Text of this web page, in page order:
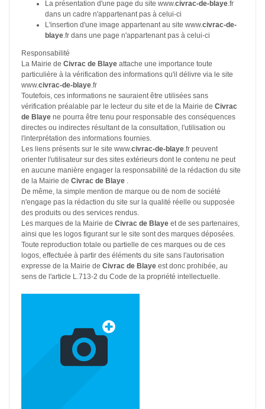
La présentation d'une page du site www.civrac-de-blaye.fr
dans un cadre n'appartenant pas à celui-ci
L'insertion d'une image appartenant au site www.civrac-de-
blaye.fr dans une page n'appartenant pas à celui-ci
Responsabilité
La Mairie de Civrac de Blaye attache une importance toute
particulière à la vérification des informations qu'il délivre via le site
www.civrac-de-blaye.fr
Toutefois, ces informations ne sauraient être utilisées sans
vérification préalable par le lecteur du site et de la Mairie de Civrac
de Blaye ne pourra être tenu pour responsable des conséquences
directes ou indirectes résultant de la consultation, l'utilisation ou
l'interprétation des informations fournies.
Les liens présents sur le site www.civrac-de-blaye.fr peuvent
orienter l'utilisateur sur des sites extérieurs dont le contenu ne peut
en aucune manière engager la responsabilité de la rédaction du site
de la Mairie de Civrac de Blaye .
De même, la simple mention de marque ou de nom de société
n'engage pas la rédaction du site sur la qualité réelle ou supposée
des produits ou des services rendus.
Les marques de la Mairie de Civrac de Blaye et de ses partenaires,
ainsi que les logos figurant sur le site sont des marques déposées.
Toute reproduction totale ou partielle de ces marques ou de ces
logos, effectuée à partir des éléments du site sans l'autorisation
expresse de la Mairie de Civrac de Blaye est donc prohibée, au
sens de l'article L.713-2 du Code de la propriété intellectuelle.